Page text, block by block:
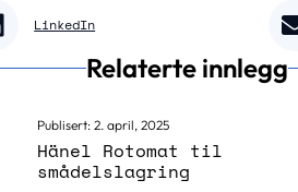
LinkedIn
Relaterte innlegg
Publisert: 2. april, 2025
Hänel Rotomat til
smådelslagring